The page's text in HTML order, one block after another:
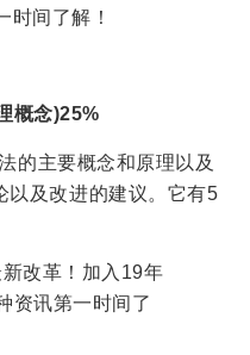
概念)25%
的主要概念和原理以及
以及改进的建议。它有5